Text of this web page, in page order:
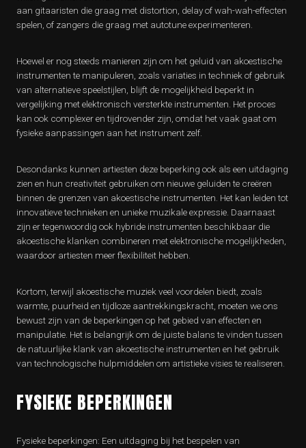
aan gitaaristen die graag met distortion, delay of wah-wah-effecten
spelen, of zangers die graag met autotune experimenteren.
Hoewel er nog steeds manieren zijn om het geluid van akoestische
instrumenten te manipuleren, zoals variaties in techniek of gebruik
van alternatieve speelstijlen, blijft de mogelijkheid beperkt in
vergelijking met elektronisch versterkte instrumenten. Het proces
kan ook complexer en tijdrovender zijn, omdat het vaak gaat om
fysieke aanpassingen aan het instrument zelf.
Desondanks kunnen artiesten deze beperking ook als een uitdaging
zien en hun creativiteit gebruiken om nieuwe geluiden te creëren
binnen de grenzen van akoestische instrumenten. Het kan leiden tot
innovatieve technieken en unieke muzikale expressie. Daarnaast
zijn er tegenwoordig ook hybride instrumenten beschikbaar die
akoestische klanken combineren met elektronische mogelijkheden,
waardoor artiesten meer flexibiliteit hebben.
Kortom, terwijl akoestische muziek veel voordelen biedt, zoals
warmte, puurheid en tijdloze aantrekkingskracht, moeten we ons
bewust zijn van de beperkingen op het gebied van effecten en
manipulatie. Het is belangrijk om de juiste balans te vinden tussen
de natuurlijke klank van akoestische instrumenten en het gebruik
van technologische hulpmiddelen om artistieke visies te realiseren.
FYSIEKE BEPERKINGEN
Fysieke beperkingen: Een uitdaging bij het bespelen van